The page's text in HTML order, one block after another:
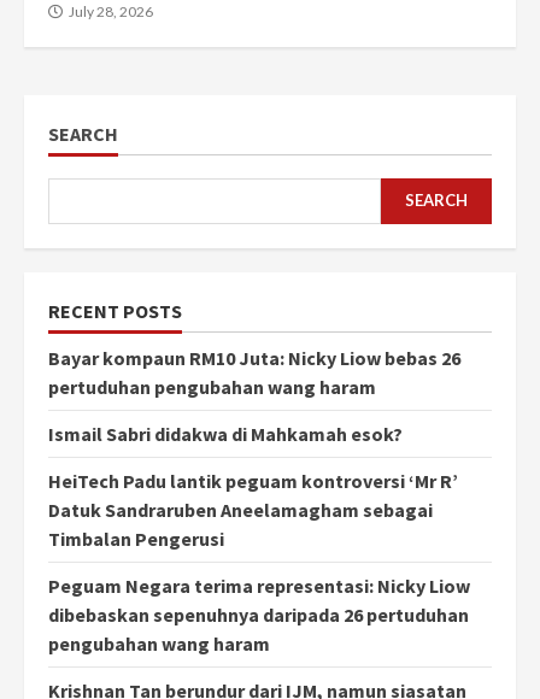
July 28, 2026
SEARCH
SEARCH
RECENT POSTS
Bayar kompaun RM10 Juta: Nicky Liow bebas 26
pertuduhan pengubahan wang haram
Ismail Sabri didakwa di Mahkamah esok?
HeiTech Padu lantik peguam kontroversi ‘Mr R’
Datuk Sandraruben Aneelamagham sebagai
Timbalan Pengerusi
Peguam Negara terima representasi: Nicky Liow
dibebaskan sepenuhnya daripada 26 pertuduhan
pengubahan wang haram
Krishnan Tan berundur dari IJM, namun siasatan